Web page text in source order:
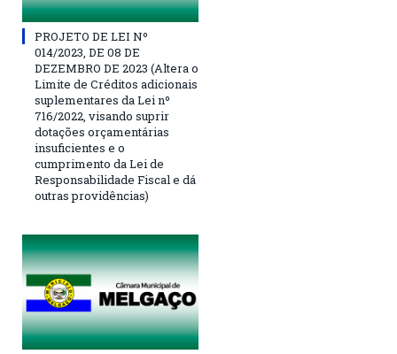
PROJETO DE LEI Nº
014/2023, DE 08 DE
DEZEMBRO DE 2023 (Altera o
Limite de Créditos adicionais
suplementares da Lei nº
716/2022, visando suprir
dotações orçamentárias
insuficientes e o
cumprimento da Lei de
Responsabilidade Fiscal e dá
outras providências)